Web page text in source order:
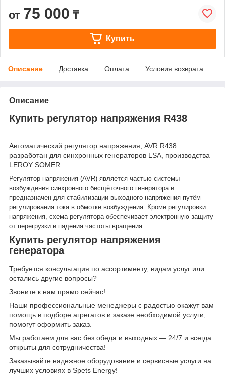
от 75 000 ₸
Купить
Описание Доставка Оплата Условия возврата
Описание
Купить регулятор напряжения R438
Автоматический регулятор напряжения, AVR R438
разработан для синхронных генераторов LSA, производства
LEROY SOMER.
Регулятор напряжения (AVR) является частью системы
возбуждения синхронного бесщёточного генератора и
предназначен для стабилизации выходного напряжения путём
регулирования тока в обмотке возбуждения. Кроме регулировки
напряжения, схема регулятора обеспечивает электронную защиту
от перегрузки и падения частоты вращения.
Купить регулятор напряжения
генератора
Требуется консультация по ассортименту, видам услуг или
остались другие вопросы?
Звоните к нам прямо сейчас!
Наши профессиональные менеджеры с радостью окажут вам
помощь в подборе агрегатов и заказе необходимой услуги,
помогут оформить заказ.
Мы работаем для вас без обеда и выходных — 24/7 и всегда
открыты для сотрудничества!
Заказывайте надежное оборудование и сервисные услуги на
лучших условиях в Spets Energy!